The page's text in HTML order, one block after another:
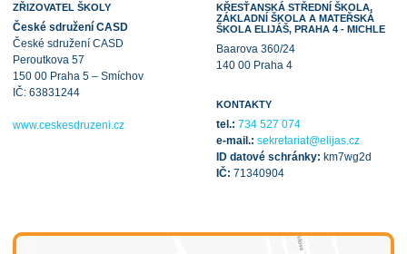
ZŘIZOVATEL ŠKOLY
České sdružení CASD
České sdružení CASD
Peroutkova 57
150 00 Praha 5 – Smíchov
IČ: 63831244
www.ceskesdruzeni.cz
KŘESŤANSKÁ STŘEDNÍ ŠKOLA,
ZÁKLADNÍ ŠKOLA A MATEŘSKÁ
ŠKOLA ELIJÁŠ, PRAHA 4 - MICHLE
Baarova 360/24
140 00 Praha 4
KONTAKTY
tel.: 734 527 074
e-mail.: sekretariat@elijas.cz
ID datové schránky: km7wg2d
IČ: 71340904